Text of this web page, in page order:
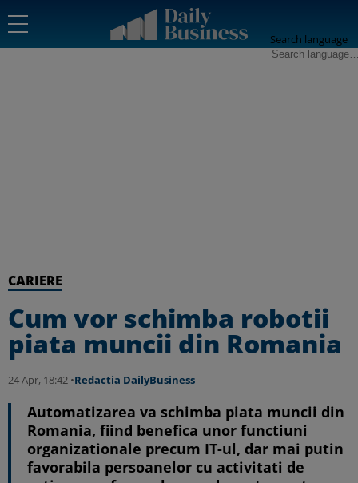
Search language
CARIERE
Cum vor schimba robotii
piata muncii din Romania
24 Apr, 18:42 •Redactia DailyBusiness
Automatizarea va schimba piata muncii din
Romania, fiind benefica unor functiuni
organizationale precum IT-ul, dar mai putin
favorabila persoanelor cu activitati de